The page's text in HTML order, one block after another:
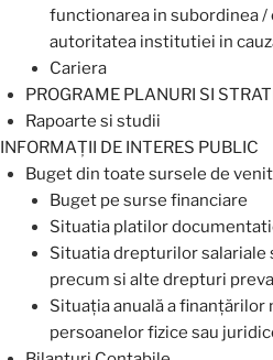
functionarea in subordinea /
autoritatea institutiei in
Cariera
PROGRAME PLANURI SI
Rapoarte si studii
INFORMAȚII DE INTERES PUBLIC
Buget din toate sursele de
Buget pe surse financiare
Situatia platilor
Situatia drepturilor
precum si alte drepturi
Situaţia anuală a
persoanelor fizice sau